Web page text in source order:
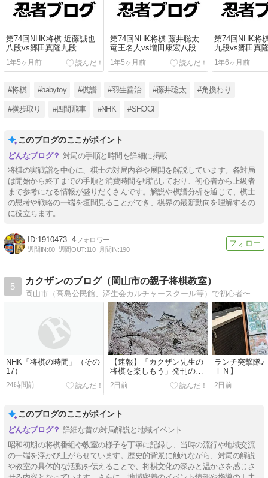
第74回NHK将棋 近藤誠也
八段vs郷田真隆九段
1年5ヶ月前
第74回NHK将棋 藤井聡太
竜王名人vs増田康宏八段
1年5ヶ月前
第74回NHK将
九段vs郷田真
1年6ヶ月前
#将棋 #babytoy #棋譜 #羽生善治 #藤井聡太 #角換わり
#横歩取り #四間飛車 #NHK #SHOGI
このブログのここがポイント
対局の手順と時間を詳細に掲載
将棋の実戦譜を中心に、棋士の対局内容や展開を解説しています。各対局
は開始から終了までの手順と消費時間を明記しており、初心者から上級者
まで参考になる情報が盛りだくさんです。解説や棋譜分析を通じて、棋士
の思考や戦略の一端を垣間見ることができ、棋界の最新動向を理解するの
に役立ちます。
1910473 4
週間IN:80 週間OUT:110 月間IN:190
5
カクザンのブログ（岡山市の親子将棋教室）
NHK「将棋の時間」（その
17）
24時間前
【速報】「カクザン先生の
将棋を楽しもう」発刊のお
知らせ
2日前
ランチ突撃隊♪
ＩＮ】
2日前
このブログのここがポイント
詳細な昔の対局解説と地域イベント
昭和初期の将棋番組や教室の様子を丁寧に記録し、当時の流行や地域交流
の一端を浮かび上がらせています。歴史的背景に触れながら、対局の解説
や教室の具体的な活動を伝えることで、将棋文化の深みと温かさを感じさ